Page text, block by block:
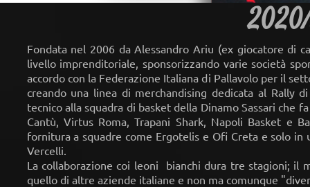
Fondata nel 2006 da Alessandro Ariu (ex giocatore di
livello imprenditoriale, sponsorizzando varie società
accordo con la Federazione Italiana di Pallavolo per il
creando una linea di merchandising dedicata al Rally
tecnico alla squadra di basket della Dinamo Sassari che
Cantù, Virtus Roma, Trapani Shark, Napoli Basket e
fornitura a squadre come Ergotelis e Ofi Creta e solo
Vercelli.
La collaborazione coi leoni bianchi dura tre stagioni; il
quello di altre aziende italiane e non ma comunque